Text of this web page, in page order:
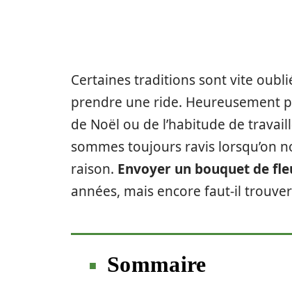
Certaines traditions sont vite
prendre une ride. Heureusement
de Noël ou de l’habitude de
sommes toujours ravis lorsqu’on
raison. Envoyer un bouquet de
années, mais encore faut-il
Sommaire